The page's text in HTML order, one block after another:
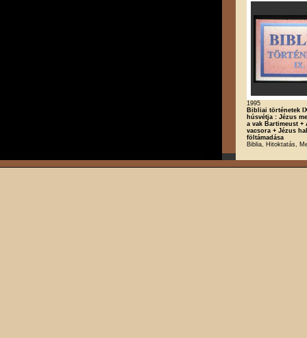
1995
Bibliai történetek
húsvétja : Jézus
a vak Bartimeust +
vacsora + Jézus
föltámadása
Biblia, Hitoktatás,